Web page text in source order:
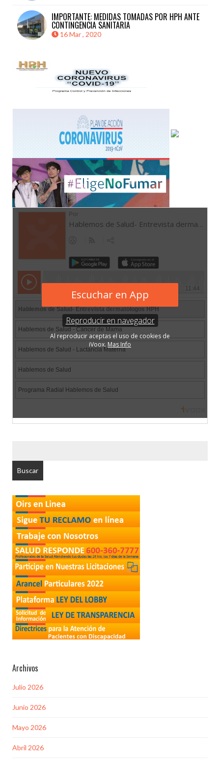
IMPORTANTE: MEDIDAS TOMADAS POR HPH ANTE
CONTINGENCIA SANITARIA
16 Mar , 2020
Archivos
Julio 2026
Junio 2026
Mayo 2026
Abril 2026